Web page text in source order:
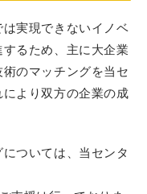
実現できないイノベ
るため、主に大企業
のマッチングを当セ
より双方の企業の成
ついては、当センタ